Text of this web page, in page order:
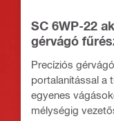
SC 6WP-22
gérvágó
Precíziós
portalanítással a
egyenes
mélységig